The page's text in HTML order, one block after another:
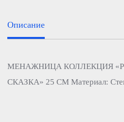
Описание
МЕНАЖНИЦА КОЛЛЕКЦИЯ
СКАЗКА» 25 СМ Материал: